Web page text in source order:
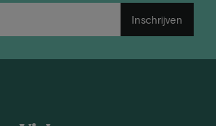
Inschrijven